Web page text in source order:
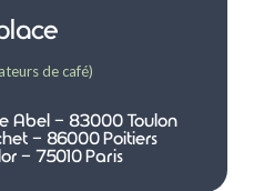
de café)
Abel - 83000 Toulon
- 86000 Poitiers
- 75010 Paris